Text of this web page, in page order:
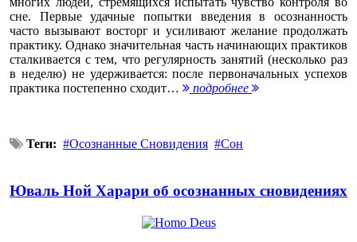
сне. Первые удачные попытки введения в осознанность
часто вызывают восторг и усиливают желание продолжать
практику. Однако значительная часть начинающих практиков
сталкивается с тем, что регулярность занятий (несколько раз
в неделю) не удерживается: после первоначальных успехов
практика постепенно сходит…
подробнее
Теги: Осознанные Сновидения Сон
Юваль Ной Харари об осознанных сновидениях